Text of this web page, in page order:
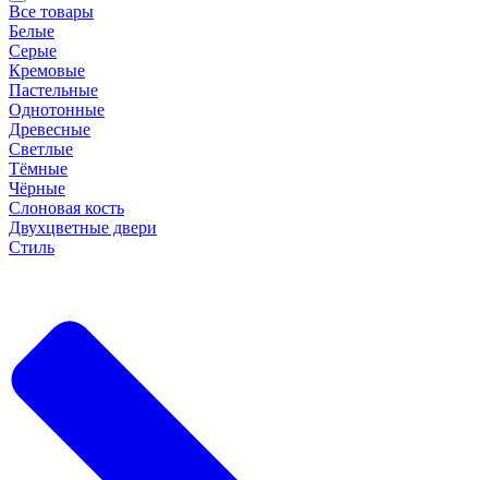
Все товары
Белые
Серые
Кремовые
Пастельные
Однотонные
Древесные
Светлые
Тёмные
Чёрные
Слоновая кость
Двухцветные двери
Стиль